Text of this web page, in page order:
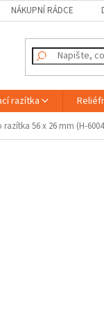
NÁKUPNÍ RÁDCE
razítka
56 x 26 mm (H-